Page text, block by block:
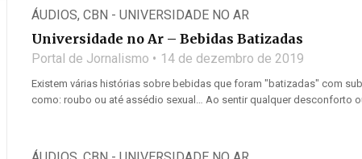
ÁUDIOS, CBN - UNIVERSIDADE NO AR
Universidade no Ar – Bebidas Batizadas
Portal de Jornalismo 14 de dezembro de 2019
Existem várias histórias sobre bebidas que foram "batizadas" com
como: roubo ou até assédio sexual… Ao sentir qualquer desconforto